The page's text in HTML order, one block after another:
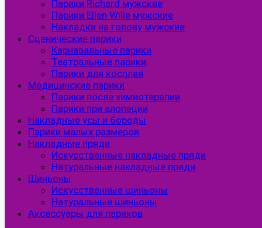
Парики Richard мужские
Парики Ellen Wille мужские
Накладки на голову мужские
Сценические парики
Карнавальные парики
Театральные парики
Парики для косплея
Медицинские парики
Парики после химиотерапии
Парики при алопеции
Накладные усы и бороды
Парики малых размеров
Накладные пряди
Искусственные накладные пряди
Натуральные накладные пряди
Шиньоны
Искусственные шиньоны
Натуральные шиньоны
Аксессуары для париков